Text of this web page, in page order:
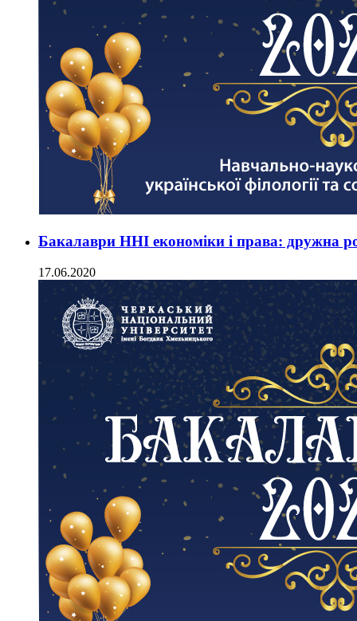
Бакалаври ННІ економіки і права: дружна
17.06.2020